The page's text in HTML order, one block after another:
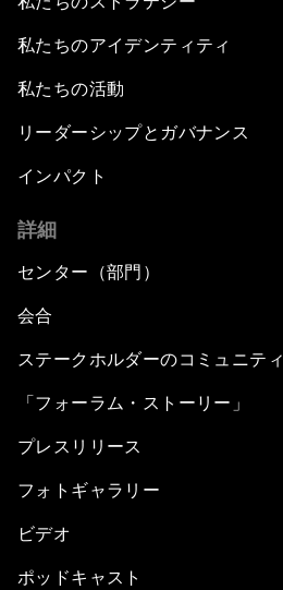
私たちのアイデンティティ
私たちの活動
リーダーシップとガバナンス
インパクト
詳細
センター（部門）
会合
ステークホルダーのコミュニティ
「フォーラム・ストーリー」
プレスリリース
フォトギャラリー
ビデオ
ポッドキャスト